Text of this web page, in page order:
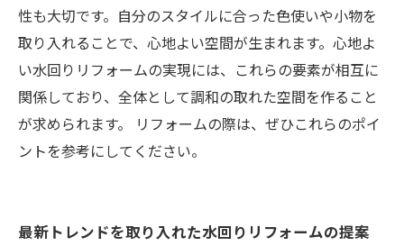
性も大切です。自分のスタイルに合った色使いや小物を
取り入れることで、心地よい空間が生まれます。心地よ
い水回りリフォームの実現には、これらの要素が相互に
関係しており、全体として調和の取れた空間を作ること
が求められます。 リフォームの際は、ぜひこれらのポイ
ントを参考にしてください。
最新トレンドを取り入れた水回りリフォームの提案